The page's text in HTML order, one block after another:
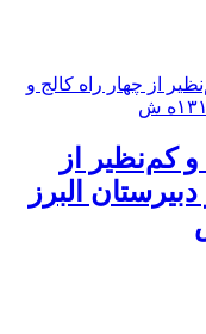
کم‌نظیر از
البرز